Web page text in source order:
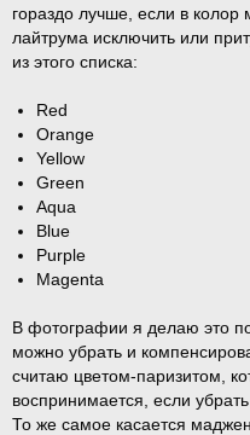
гораздо лучше, если в
лайтрума исключить или
из этого списка:
Red
Orange
Yellow
Green
Aqua
Blue
Purple
Magenta
В фотографии я делаю это
можно убрать и
считаю цветом-паризитом,
воспринимается, если
То же самое касается